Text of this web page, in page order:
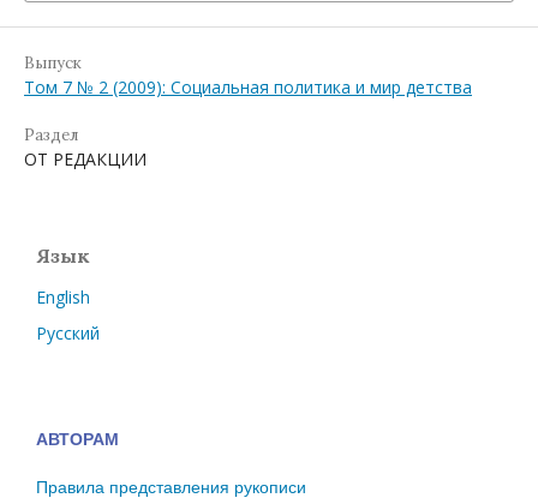
Выпуск
Том 7 № 2 (2009): Социальная политика и мир детства
Раздел
ОТ РЕДАКЦИИ
Язык
English
Русский
АВТОРАМ
Правила представления рукописи